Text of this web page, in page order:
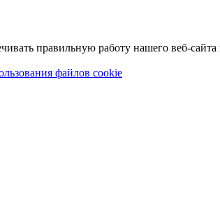
правильную работу нашего веб-сайта
файлов cookie